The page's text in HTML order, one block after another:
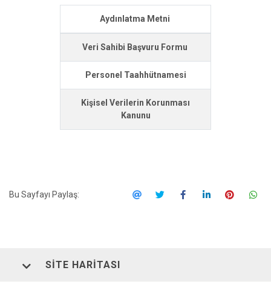
Aydınlatma Metni
Veri Sahibi Başvuru Formu
Personel Taahhütnamesi
Kişisel Verilerin Korunması
Kanunu
Bu Sayfayı Paylaş:
SITE HARITASI